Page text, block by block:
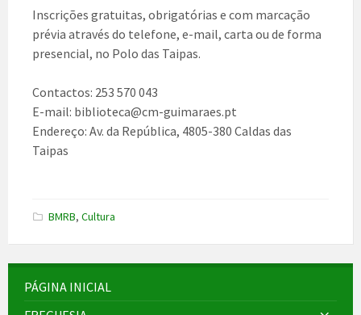
Inscrições gratuitas, obrigatórias e com marcação
prévia através do telefone, e-mail, carta ou de forma
presencial, no Polo das Taipas.
Contactos: 253 570 043
E-mail: biblioteca@cm-guimaraes.pt
Endereço: Av. da República, 4805-380 Caldas das
Taipas
BMRB, Cultura
PÁGINA INICIAL